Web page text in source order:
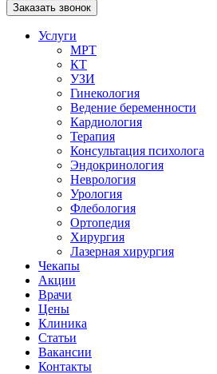
Заказать звонок
Услуги
МРТ
КТ
УЗИ
Гинекология
Ведение беременности
Кардиология
Терапия
Консультация психолога
Эндокринология
Неврология
Урология
Флебология
Ортопедия
Хирургия
Лазерная хирургия
Чекапы
Акции
Врачи
Цены
Клиника
Статьи
Вакансии
Контакты